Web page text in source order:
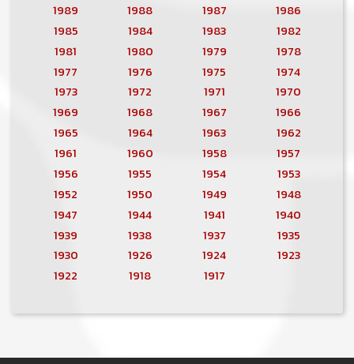
1989
1988 1987
1986
1985
1984 1983
1982
1981
1980 1979
1978
1977
1976 1975
1974
1973
1972 1971
1970
1969
1968 1967
1966
1965
1964 1963
1962
1961
1960 1958
1957
1956
1955 1954
1953
1952
1950 1949
1948
1947
1944 1941
1940
1939
1938 1937
1935
1930
1926 1924
1923
1922
1918 1917